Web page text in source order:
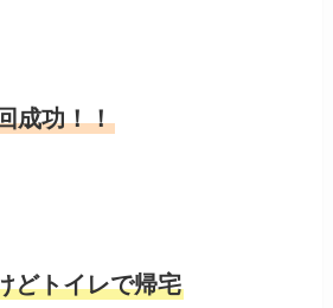
成功！！
どトイレで帰宅